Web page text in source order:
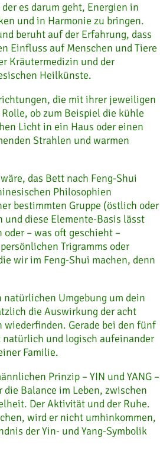
es darum geht, Energien in
und in Harmonie zu bringen.
beruht auf der Erfahrung, dass
Einfluss auf Menschen und Tiere
Kräutermedizin und der
Heilkünste.
die mit ihrer jeweiligen
ob zum Beispiel die kühle
Licht in ein Haus oder einen
Strahlen und warmen
das Bett nach Feng-Shui
Philosophien
bestimmten Gruppe (östlich oder
diese Elemente-Basis lässt
– was oft geschieht –
Trigramms oder
wir im Feng-Shui machen, denn
natürlichen Umgebung um dein
die Auswirkung der acht
Gerade bei den fünf
natürlich und logisch aufeinander
Familie.
Prinzip – YIN und YANG –
Balance im Leben, zwischen
Der Aktivität und der Ruhe.
wird er nicht umhinkommen,
der Yin- und Yang-Symbolik